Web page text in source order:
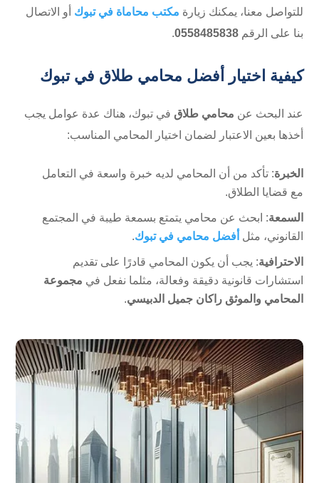
للتواصل معنا، يمكنك زيارة مكتب محاماة في تبوك أو الاتصال
بنا على الرقم0558485838
.
كيفية اختيار أفضل محامي طلاق في تبوك
عند البحث عن محامي طلاق في تبوك، هناك عدة عوامل يجب
أخذها بعين الاعتبار لضمان اختيار المحامي المناسب:
الخبرة: تأكد من أن المحامي لديه خبرة واسعة في التعامل
مع قضايا الطلاق.
السمعة: ابحث عن محامي يتمتع بسمعة طيبة في المجتمع
القانوني، مثل أفضل محامي في تبوك.
الاحترافية: يجب أن يكون المحامي قادرًا على تقديم
استشارات قانونية دقيقة وفعالة، مثلما نفعل في مجموعة
المحامي والموثق راكان جميل الدبيسي.